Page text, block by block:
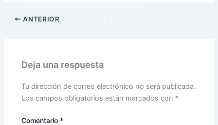
ANTERIOR
Deja una respuesta
Tu dirección de correo electrónico no será publicada.
Los campos obligatorios están marcados con *
Comentario *